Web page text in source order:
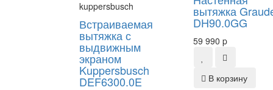
kuppersbusch
Встраиваемая
вытяжка с
выдвижным
экраном
Kuppersbusch
DEF6300.0E
вытяжка
DH90.0GG
59 990p
В корзину